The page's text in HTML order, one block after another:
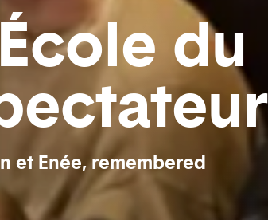
du
et Enée, remembered